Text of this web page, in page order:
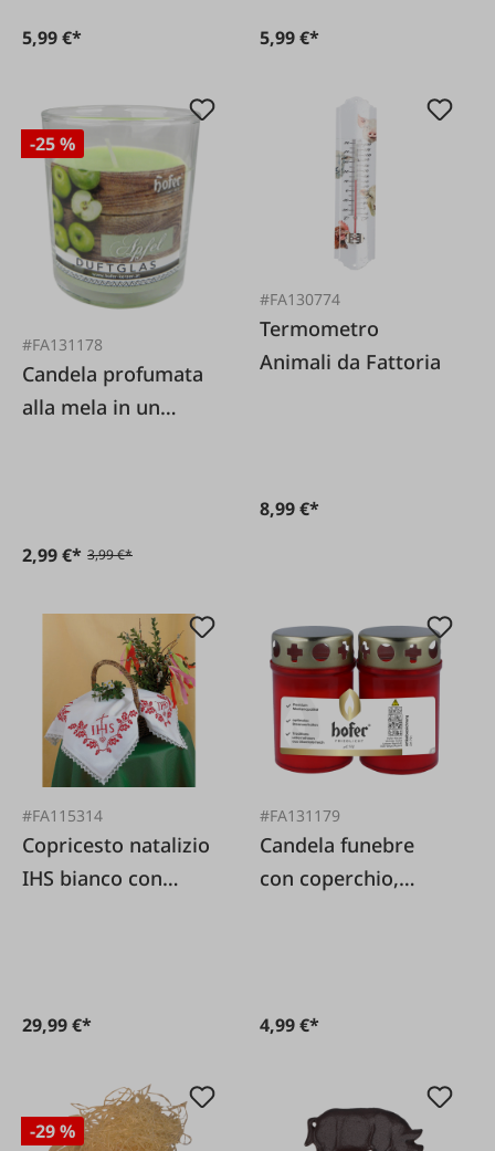
5,99 €* 5,99 €*
-25 %
#FA131178
Candela profumata
alla mela in un
2,99 €* 3,99 €*
#FA130774
Termometro
Animali da Fattoria
8,99 €*
#FA115314
Copricesto natalizio
IHS bianco con
29,99 €*
#FA131179
Candela funebre
con coperchio,
4,99 €*
-29 %